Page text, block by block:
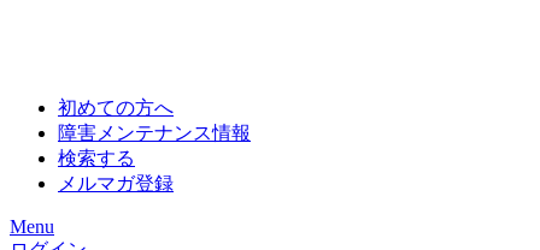
初めての方へ
障害メンテナンス情報
検索する
メルマガ登録
Menu